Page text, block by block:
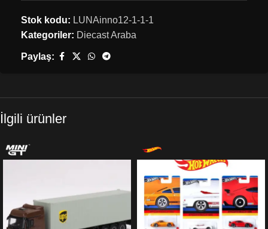
Stok kodu: LUNAinno12-1-1-1
Kategoriler: Diecast Araba
Paylaş:
İlgili ürünler